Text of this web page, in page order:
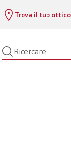
Trova il tuo ottico
Ricercare